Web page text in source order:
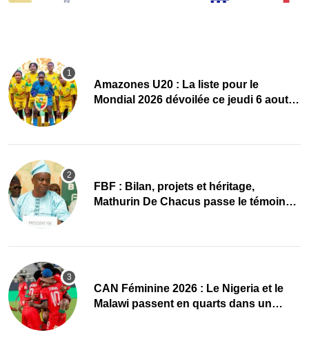
Amazones U20 : La liste pour le
Mondial 2026 dévoilée ce jeudi 6 aout
FBF : Bilan, projets et héritage,
Mathurin De Chacus passe le témoin
CAN Féminine 2026 : Le Nigeria et le
Malawi passent en quarts dans un